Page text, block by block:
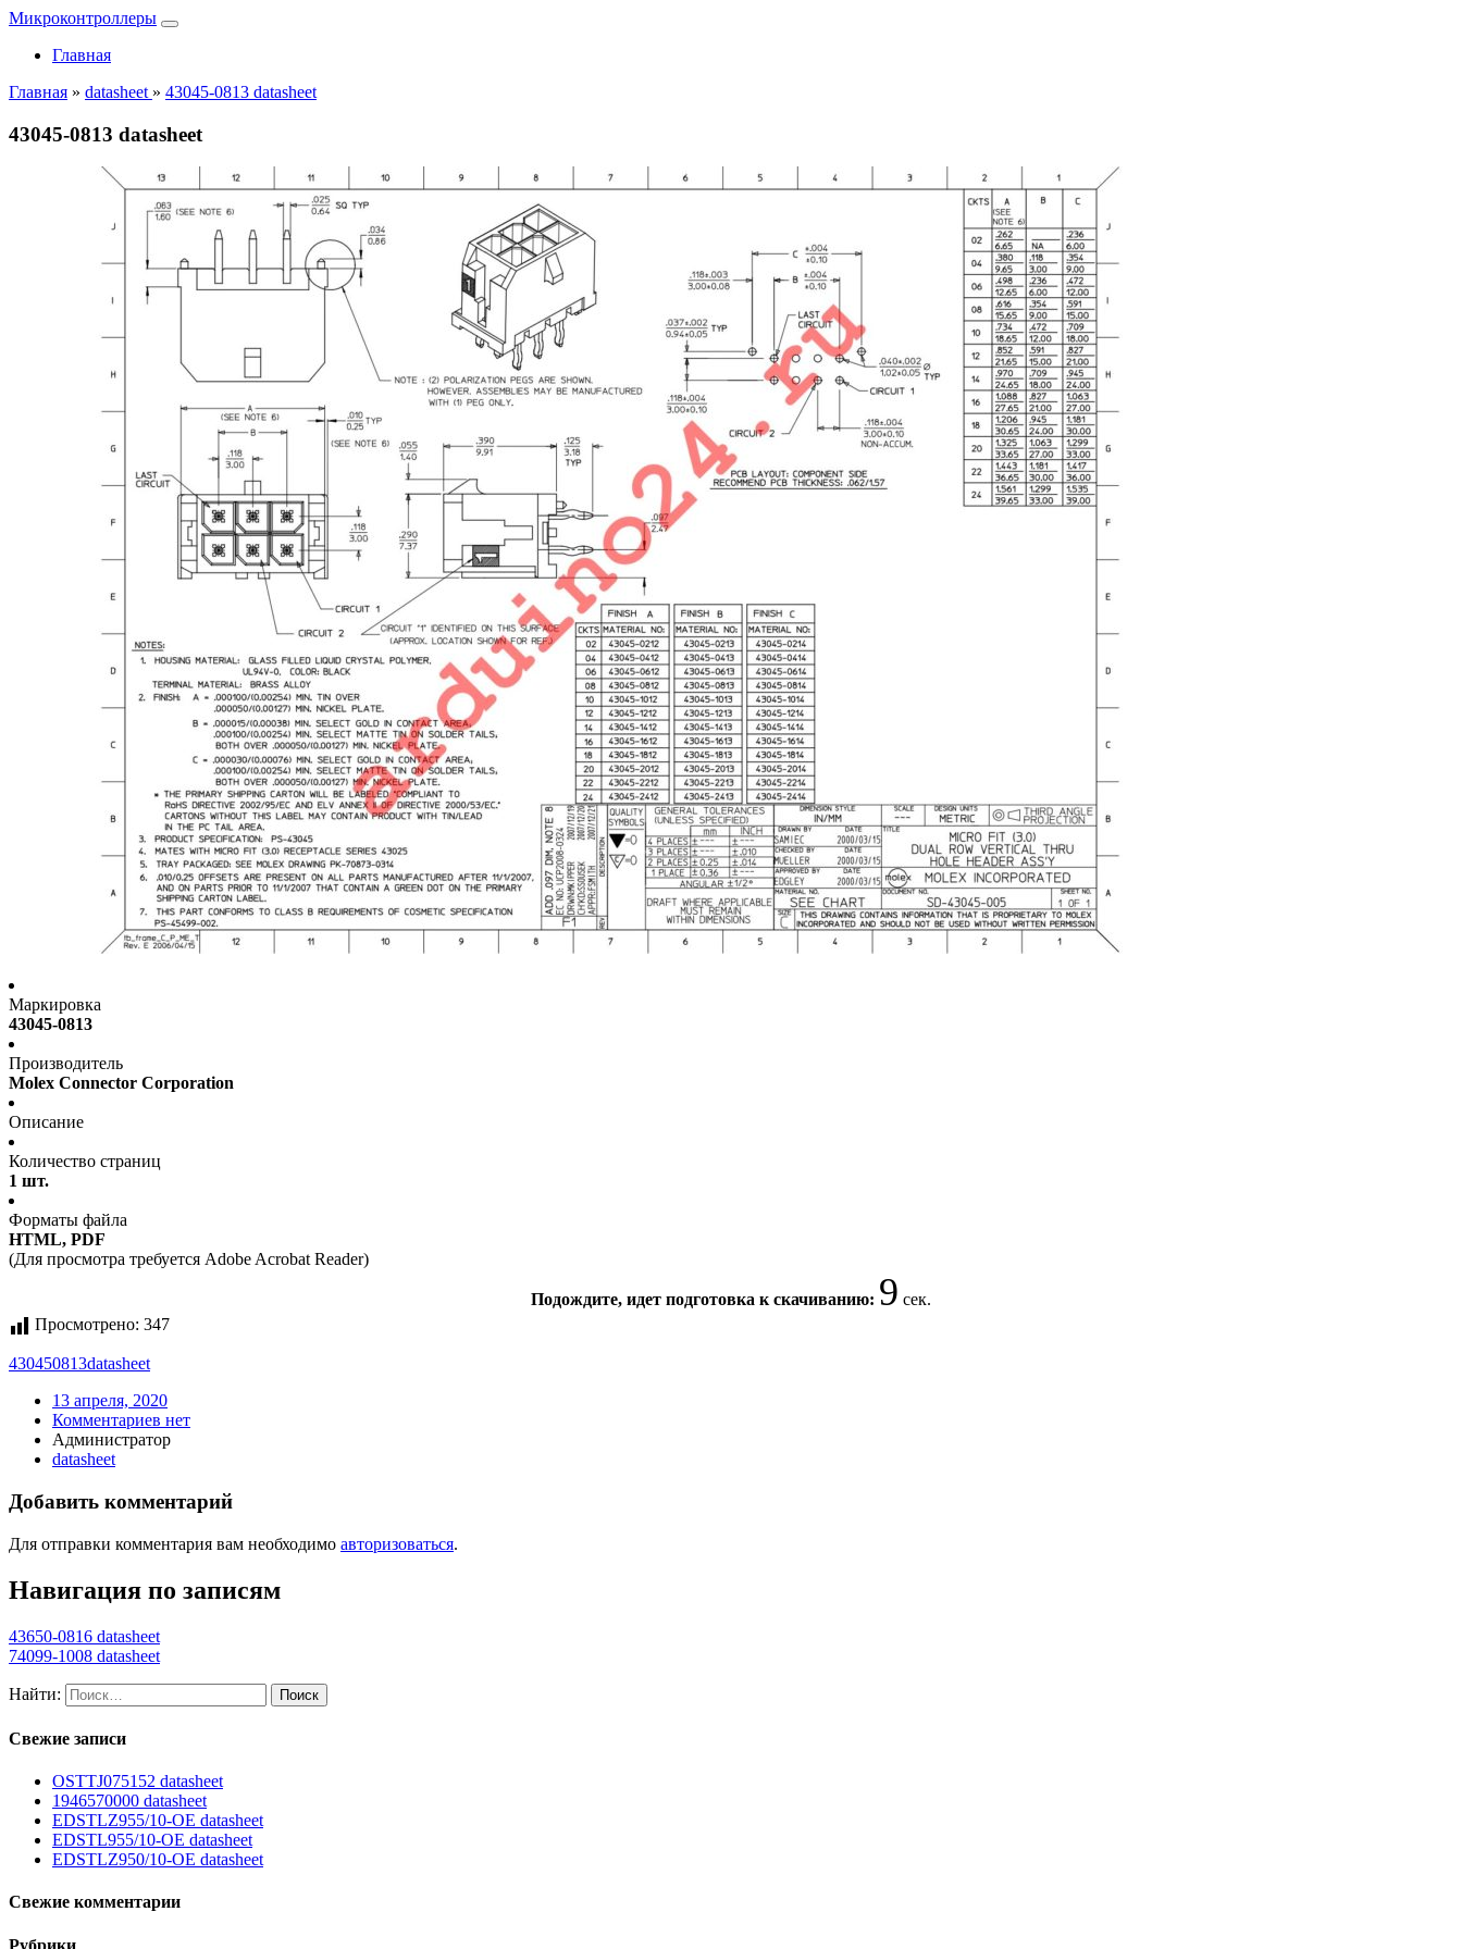
Микроконтроллеры
Главная
Главная » datasheet » 43045-0813 datasheet
43045-0813 datasheet
Маркировка
43045-0813
Производитель
Molex Connector Corporation
Описание
Количество страниц
1 шт.
Форматы файла
HTML, PDF
(Для просмотра требуется Adobe Acrobat Reader)
Подождите, идет подготовка к скачиванию: 8 сек.
Просмотрено: 347
430450813datasheet
13 апреля, 2020
Комментариев нет
Администратор
datasheet
Добавить комментарий
Для отправки комментария вам необходимо авторизоваться.
Навигация по записям
43650-0816 datasheet
74099-1008 datasheet
Найти:
Свежие записи
OSTTJ075152 datasheet
1946570000 datasheet
EDSTLZ955/10-OE datasheet
EDSTL955/10-OE datasheet
EDSTLZ950/10-OE datasheet
Свежие комментарии
Рубрики